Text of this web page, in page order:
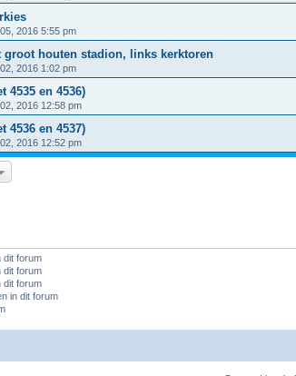
2016 5:55 pm
groot houten stadion, links kerktoren
2016 1:02 pm
4535 en 4536)
2016 12:58 pm
4536 en 4537)
2016 12:52 pm
dit forum
dit forum
dit forum
in dit forum